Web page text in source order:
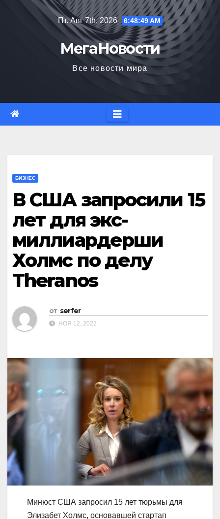
Пт. Авг 7th, 2026 6:48:50 AM
МегаНовости
Все новости мира
БИЗНЕС
В США запросили 15
лет для экс-
миллиардерши
Холмс по делу
Theranos
от serfer
НОЯ 12, 2022
Минюст США запросил 15 лет тюрьмы для
Элизабет Холмс, основавшей стартап